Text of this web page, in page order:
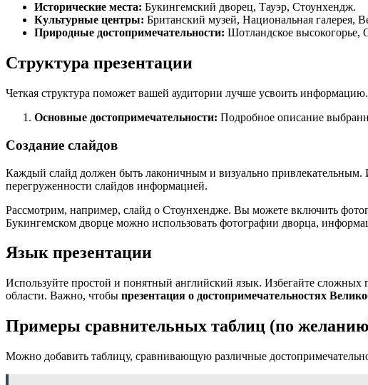
Исторические места: Букингемский дворец, Тауэр, Стоунхендж.
Культурные центры: Британский музей, Национальная галерея,
Природные достопримечательности: Шотландское высокогорье,
Структура презентации
Четкая структура поможет вашей аудитории лучше усвоить информацию.
Основные достопримечательности: Подробное описание
Создание слайдов
Каждый слайд должен быть лаконичным и визуально
перегруженности слайдов информацией.
Рассмотрим, например, слайд о Стоунхендже. Вы можете включить
Букингемском дворце можно использовать фотографии дворца,
Язык презентации
Используйте простой и понятный английский язык. Избегайте сложных
области. Важно, чтобы презентация о достопримечательностях
Примеры сравнительных таблиц (по
Можно добавить таблицу, сравнивающую различные